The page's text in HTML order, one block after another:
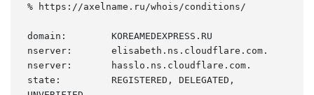
% https://axelname.ru/whois/conditions/
domain:        KOREAMEDEXPRESS.RU
nserver:       elisabeth.ns.cloudflare.com.
nserver:       hasslo.ns.cloudflare.com.
state:         REGISTERED, DELEGATED,